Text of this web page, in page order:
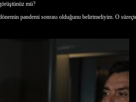
mü?
pandemi sonrası olduğunu belirtmeliyim. O